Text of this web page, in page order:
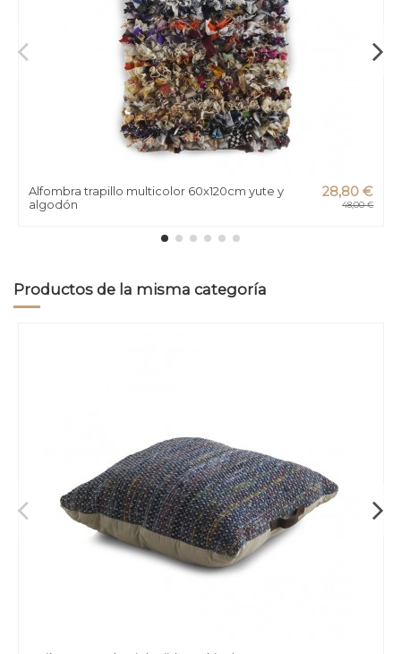
Alfombra trapillo multicolor 60x120cm yute y
algodón
28,80 €
48,00 €
Productos de la misma categoría